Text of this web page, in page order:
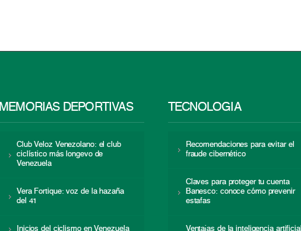
MEMORIAS DEPORTIVAS
Club Veloz Venezolano: el club
ciclístico más longevo de
Venezuela
Vera Fortique: voz de la hazaña
del 41
Inicios del ciclismo en Venezuela
TECNOLOGÍA
Recomendaciones para evitar el
fraude cibernético
Claves para proteger tu cuenta
Banesco: conoce cómo prevenir
estafas
Ventajas de la inteligencia artificial